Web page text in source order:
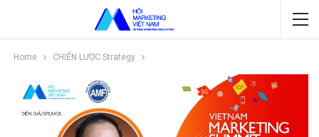
Home CHIẾN LƯỢC Strategy